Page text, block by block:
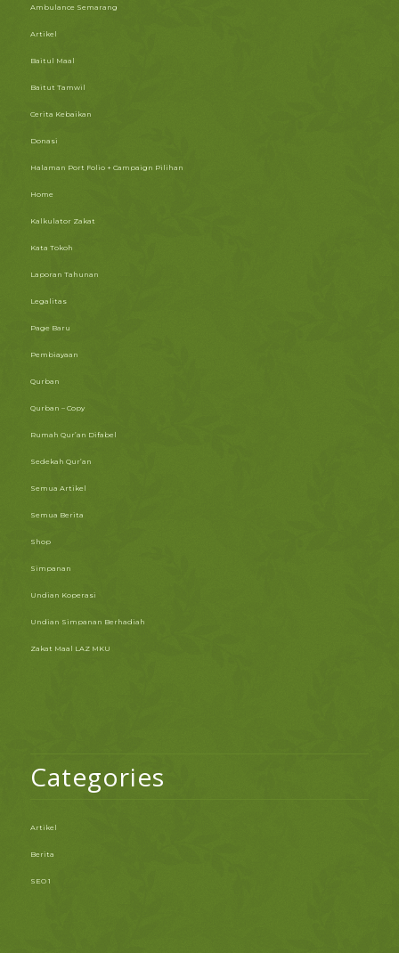
Ambulance Semarang
Artikel
Baitul Maal
Baitut Tamwil
Cerita Kebaikan
Donasi
Halaman Port Folio + Campaign Pilihan
Home
Kalkulator Zakat
Kata Tokoh
Laporan Tahunan
Legalitas
Page Baru
Pembiayaan
Qurban
Qurban – Copy
Rumah Qur’an Difabel
Sedekah Qur’an
Semua Artikel
Semua Berita
Shop
Simpanan
Undian Koperasi
Undian Simpanan Berhadiah
Zakat Maal LAZ MKU
Categories
Artikel
Berita
SEO 1